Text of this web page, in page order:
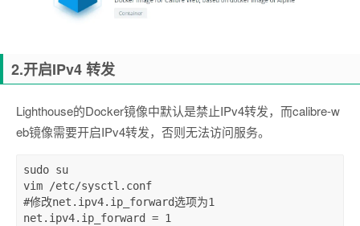
2.开启IPv4 转发
Lighthouse的Docker镜像中默认是禁止IPv4转发，而calibre-w
eb镜像需要开启IPv4转发，否则无法访问服务。
sudo su
vim /etc/sysctl.conf
#修改net.ipv4.ip_forward选项为1
net.ipv4.ip_forward = 1